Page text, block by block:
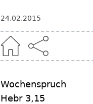
24.02.2015
Wochenspruch
Hebr 3,15